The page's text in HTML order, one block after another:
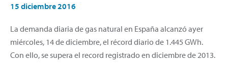
15 diciembre 2016
La demanda diaria de gas natural en España alcanzó ayer
miércoles, 14 de diciembre, el récord diario de 1.445 GWh.
Con ello, se supera el record registrado en diciembre de 2013.